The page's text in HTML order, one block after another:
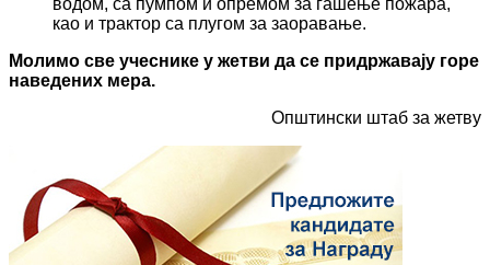
водом, са пумпом и опремом за гашење пожара,
као и трактор са плугом за заоравање.
Молимо све учеснике у жетви да се придржавају горе
наведених мера.
Општински штаб за жетву